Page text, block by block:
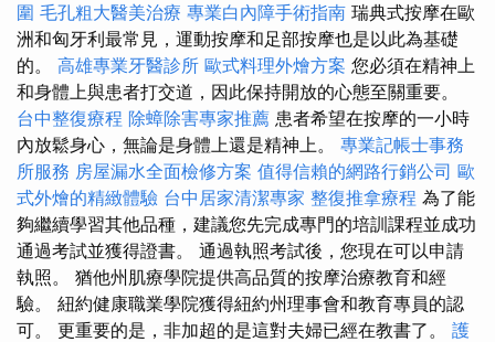
圍 毛孔粗大醫美治療 專業白內障手術指南 瑞典式按摩在歐
洲和匈牙利最常見，運動按摩和足部按摩也是以此為基礎
的。 高雄專業牙醫診所 歐式料理外燴方案 您必須在精神上
和身體上與患者打交道，因此保持開放的心態至關重要。
台中整復療程 除蟑除害專家推薦 患者希望在按摩的一小時
內放鬆身心，無論是身體上還是精神上。 專業記帳士事務
所服務 房屋漏水全面檢修方案 值得信賴的網路行銷公司 歐
式外燴的精緻體驗 台中居家清潔專家 整復推拿療程 為了能
夠繼續學習其他品種，建議您先完成專門的培訓課程並成功
通過考試並獲得證書。 通過執照考試後，您現在可以申請
執照。 猶他州肌療學院提供高品質的按摩治療教育和經
驗。 紐約健康職業學院獲得紐約州理事會和教育專員的認
可。 更重要的是，非加超的是這對夫婦已經在教書了。 護